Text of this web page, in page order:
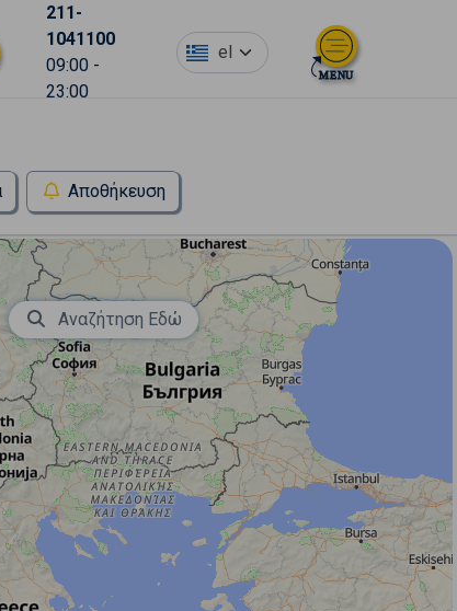
211-
1041100
09:00 -
23:00
el
Αποθήκευση
Αναζήτηση Εδώ